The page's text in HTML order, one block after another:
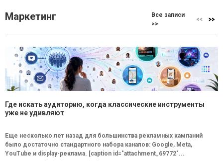
Маркетинг
Все записи
>>
Где искать аудиторию, когда классические инструменты
уже не удивляют
Еще несколько лет назад для большинства рекламных кампаний
было достаточно стандартного набора каналов: Google, Meta,
YouTube и display-реклама. [caption id="attachment_69772"...